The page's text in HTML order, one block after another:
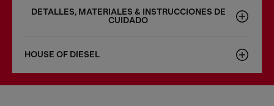
DETALLES, MATERIALES & INSTRUCCIONES DE
CUIDADO
HOUSE OF DIESEL